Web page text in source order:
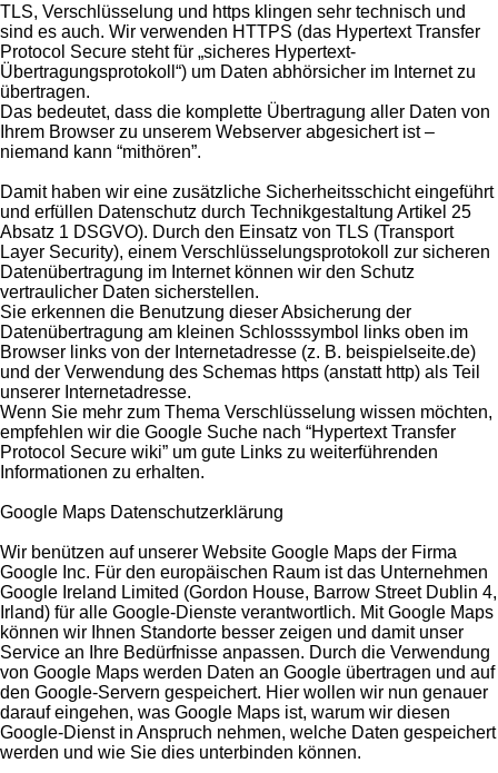
TLS, Verschlüsselung und https klingen sehr technisch und
sind es auch. Wir verwenden HTTPS (das Hypertext Transfer
Protocol Secure steht für „sicheres Hypertext-
Übertragungsprotokoll“) um Daten abhörsicher im Internet zu
übertragen.
Das bedeutet, dass die komplette Übertragung aller Daten von
Ihrem Browser zu unserem Webserver abgesichert ist –
niemand kann “mithören”.
Damit haben wir eine zusätzliche Sicherheitsschicht eingeführt
und erfüllen Datenschutz durch Technikgestaltung Artikel 25
Absatz 1 DSGVO). Durch den Einsatz von TLS (Transport
Layer Security), einem Verschlüsselungsprotokoll zur sicheren
Datenübertragung im Internet können wir den Schutz
vertraulicher Daten sicherstellen.
Sie erkennen die Benutzung dieser Absicherung der
Datenübertragung am kleinen Schlosssymbol links oben im
Browser links von der Internetadresse (z. B. beispielseite.de)
und der Verwendung des Schemas https (anstatt http) als Teil
unserer Internetadresse.
Wenn Sie mehr zum Thema Verschlüsselung wissen möchten,
empfehlen wir die Google Suche nach “Hypertext Transfer
Protocol Secure wiki” um gute Links zu weiterführenden
Informationen zu erhalten.
Google Maps Datenschutzerklärung
Wir benützen auf unserer Website Google Maps der Firma
Google Inc. Für den europäischen Raum ist das Unternehmen
Google Ireland Limited (Gordon House, Barrow Street Dublin 4,
Irland) für alle Google-Dienste verantwortlich. Mit Google Maps
können wir Ihnen Standorte besser zeigen und damit unser
Service an Ihre Bedürfnisse anpassen. Durch die Verwendung
von Google Maps werden Daten an Google übertragen und auf
den Google-Servern gespeichert. Hier wollen wir nun genauer
darauf eingehen, was Google Maps ist, warum wir diesen
Google-Dienst in Anspruch nehmen, welche Daten gespeichert
werden und wie Sie dies unterbinden können.